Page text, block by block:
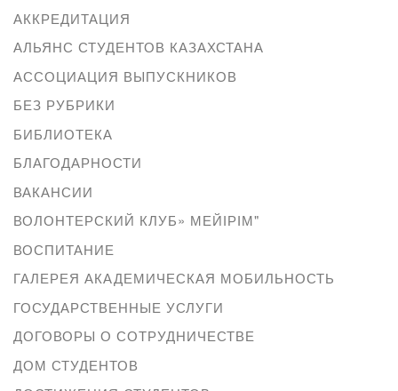
АККРЕДИТАЦИЯ
АЛЬЯНС СТУДЕНТОВ КАЗАХСТАНА
АССОЦИАЦИЯ ВЫПУСКНИКОВ
БЕЗ РУБРИКИ
БИБЛИОТЕКА
БЛАГОДАРНОСТИ
ВАКАНСИИ
ВОЛОНТЕРСКИЙ КЛУБ» МЕЙІРІМ"
ВОСПИТАНИЕ
ГАЛЕРЕЯ АКАДЕМИЧЕСКАЯ МОБИЛЬНОСТЬ
ГОСУДАРСТВЕННЫЕ УСЛУГИ
ДОГОВОРЫ О СОТРУДНИЧЕСТВЕ
ДОМ СТУДЕНТОВ